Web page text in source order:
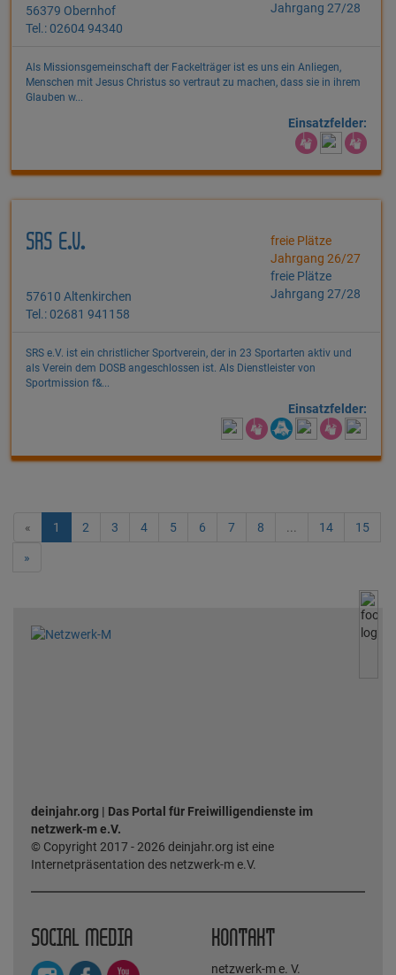
56379 Obernhof
Tel.: 02604 94340
Jahrgang 27/28
Als Missionsgemeinschaft der Fackelträger ist es uns ein Anliegen,
Menschen mit Jesus Christus so vertraut zu machen, dass sie in ihrem
Glauben w...
Einsatzfelder:
SRS E.V.
57610 Altenkirchen
Tel.: 02681 941158
freie Plätze
Jahrgang 26/27
freie Plätze
Jahrgang 27/28
SRS e.V. ist ein christlicher Sportverein, der in 23 Sportarten aktiv und
als Verein dem DOSB angeschlossen ist. Als Dienstleister von
Sportmission f&...
Einsatzfelder:
« 1 2 3 4 5 6 7 8 ... 14 15
»
deinjahr.org | Das Portal für Freiwilligendienste im
netzwerk-m e.V.
© Copyright 2017 - 2026 deinjahr.org ist eine
Internetpräsentation des netzwerk-m e.V.
SOCIAL MEDIA KONTAKT
netzwerk-m e. V.